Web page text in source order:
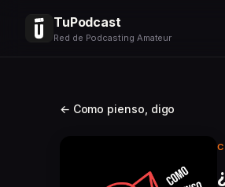
TuPodcast
Red de Podcasting Amateur
← Como pienso, digo